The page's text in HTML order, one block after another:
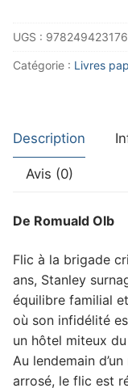
quai
UGS :
Catégorie : Livres
Description
Avis (0)
De Romuald Olb
Flic à la brigade
ans, Stanley
équilibre familial
où son infidélité
un hôtel miteux
Au lendemain
arrosé, le flic est